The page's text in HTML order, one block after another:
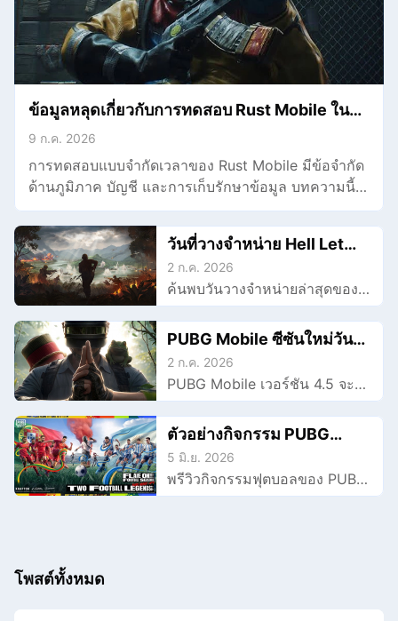
ข้อมูลหลุดเกี่ยวกับการทดสอบ Rust Mobile ใน
ฮ่องกงและมาเก๊า
9 ก.ค. 2026
การทดสอบแบบจำกัดเวลาของ Rust Mobile มีข้อจำกัด
ด้านภูมิภาค บัญชี และการเก็บรักษาข้อมูล บทความนี้
จะอธิบายรายละเอียดให้คุณเข้าใจ และบอกวิธีเข้าร่วม
วันที่วางจำหน่าย Hell Let
Loose Vietnam และข้อมูล
ล่าสุดที่เธอควรรู้
2 ก.ค. 2026
ค้นพบวันวางจำหน่ายล่าสุดของ
Hell Let Loose Vietnam,
แพลตฟอร์ม, เวอร์ชัน และราย
หวังได้ และวิธีที่ GearUP ช่วยยก
ระดับประสบการณ์สนามรบ
ออนไลน์ของคุณได้
PUBG Mobile ซีซันใหม่วันที่
9 กรกฎาคม: ภาพรวมอัปเดต
เวอร์ชัน 4.5
2 ก.ค. 2026
PUBG Mobile เวอร์ชัน 4.5 จะมา
ถึงในวันที่ 9 กรกฎาคม พร้อม
คอนเทนต์จากนารูโตะ ตำนาน
รางวัลตามธีม และทิปส์จาก
GearUP เพื่อให้แมตช์ลื่นไหลยิ่ง
ตัวอย่างกิจกรรม PUBG
Mobile: Blue Lock, รางวัล
จาก Japan และ ซีซันเปลวไฟ
5 มิ.ย. 2026
พรีวิวกิจกรรมฟุตบอลของ PUBG
Mobile รวมถึงการคอลแลบกับ
โพสต์ทั้งหมด